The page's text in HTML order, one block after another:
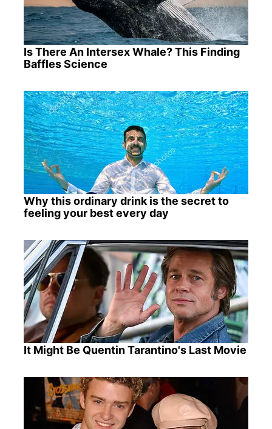
Is There An Intersex Whale? This Finding
Baffles Science
Why this ordinary drink is the secret to
feeling your best every day
It Might Be Quentin Tarantino's Last Movie